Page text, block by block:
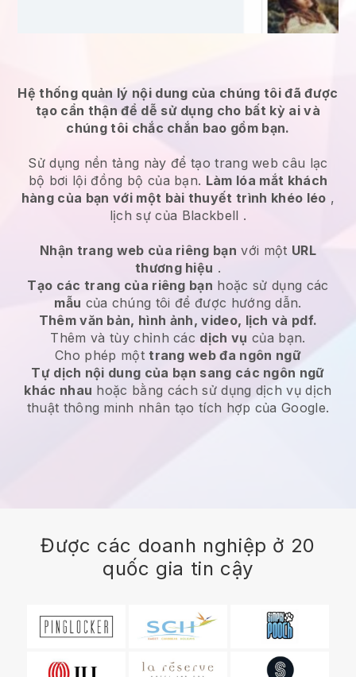
Hệ thống quản lý nội dung của chúng tôi đã được
tạo cẩn thận để dễ sử dụng cho bất kỳ ai và
chúng tôi chắc chắn bao gồm bạn.
Sử dụng nền tảng này để tạo trang web câu lạc
bộ bơi lội đồng bộ của bạn. Làm lóa mắt khách
hàng của bạn với một bài thuyết trình khéo léo ,
lịch sự của Blackbell .
Nhận trang web của riêng bạn với một URL
thương hiệu .
Tạo các trang của riêng bạn hoặc sử dụng các
mẫu của chúng tôi để được hướng dẫn.
Thêm văn bản, hình ảnh, video, lịch và pdf.
Thêm và tùy chỉnh các dịch vụ của bạn.
Cho phép mộttrang web đa ngôn ngữ
Tự dịch nội dung của bạn sang các ngôn ngữ
khác nhau hoặc bằng cách sử dụng dịch vụ dịch
thuật thông minh nhân tạo tích hợp của Google.
Được các doanh nghiệp ở 20
quốc gia tin cậy